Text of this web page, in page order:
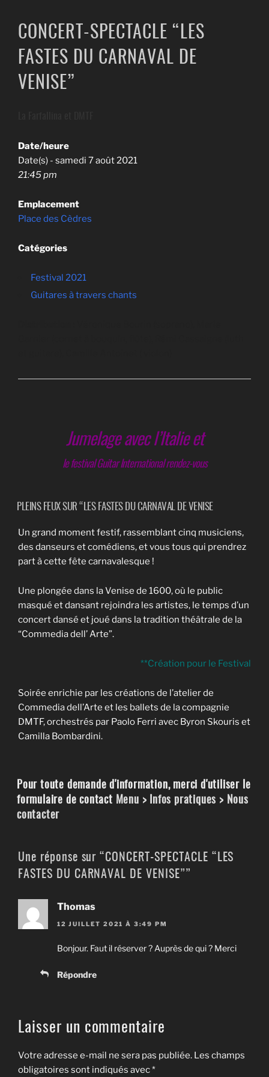
CONCERT-SPECTACLE “LES
FASTES DU CARNAVAL DE
VENISE”
Date/heure
Date(s) - samedi 7 août 2021
21:45 pm
Emplacement
Place des Cèdres
Catégories
Festival 2021
Guitares à travers chants
Jumelage avec l’Italie et
le festival Guitar International rendez-vous
PLEINS FEUX SUR “LES FASTES DU CARNAVAL DE VENISE
Un grand moment festif, rassemblant cinq musiciens,
des danseurs et comédiens, et vous tous qui prendrez
part à cette fête carnavalesque !
Une plongée dans la Venise de 1600, où le public
masqué et dansant rejoindra les artistes, le temps d’un
concert dansé et joué dans la tradition théâtrale de la
“Commedia dell’ Arte”.
**Création pour le Festival
Soirée enrichie par les créations de l’atelier de
Commedia dell’Arte et les ballets de la compagnie
DMTF, orchestrés par Paolo Ferri avec Byron Skouris et
Camilla Bombardini.
Pour toute demande d'information, merci d'utiliser le
formulaire de contact Menu > Infos pratiques > Nous
contacter
Une réponse sur “CONCERT-SPECTACLE “LES
FASTES DU CARNAVAL DE VENISE””
Thomas
12 JUILLET 2021 À 3:49 PM
Bonjour. Faut il réserver ? Auprès de qui ? Merci
Répondre
Laisser un commentaire
Votre adresse e-mail ne sera pas publiée. Les champs
obligatoires sont indiqués avec*